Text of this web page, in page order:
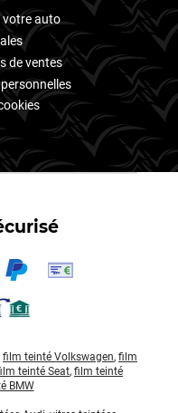
votre auto
de ventes
film teinté Volkswagen, film
teinté Seat, film teinté
BMW